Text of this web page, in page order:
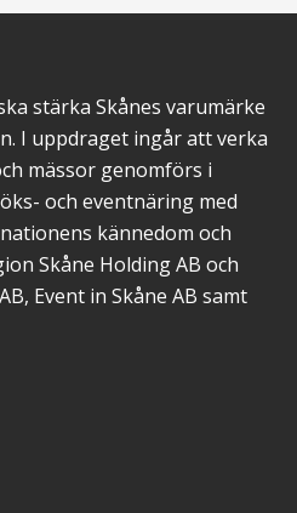
stärka Skånes varumärke
I uppdraget ingår att verka
mässor genomförs i
och eventnäring med
kännedom och
Skåne Holding AB och
Event in Skåne AB samt